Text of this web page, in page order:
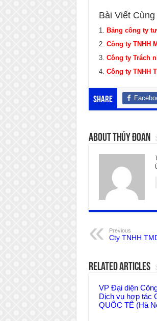
Bài Viết
Bảng công ty
Công ty TNHH
Công ty Trách
Công ty TNHH
Share
About Thúy Đoan
Previous
Cty TNHH
Related Articles
VP Đại diện
Dịch vụ hợp tác
QUỐC TẾ (Hà